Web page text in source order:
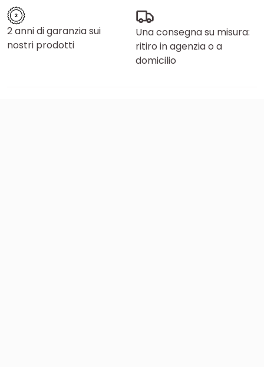
2 anni di garanzia sui
nostri prodotti
Una consegna su misura:
ritiro in agenzia o a
domicilio